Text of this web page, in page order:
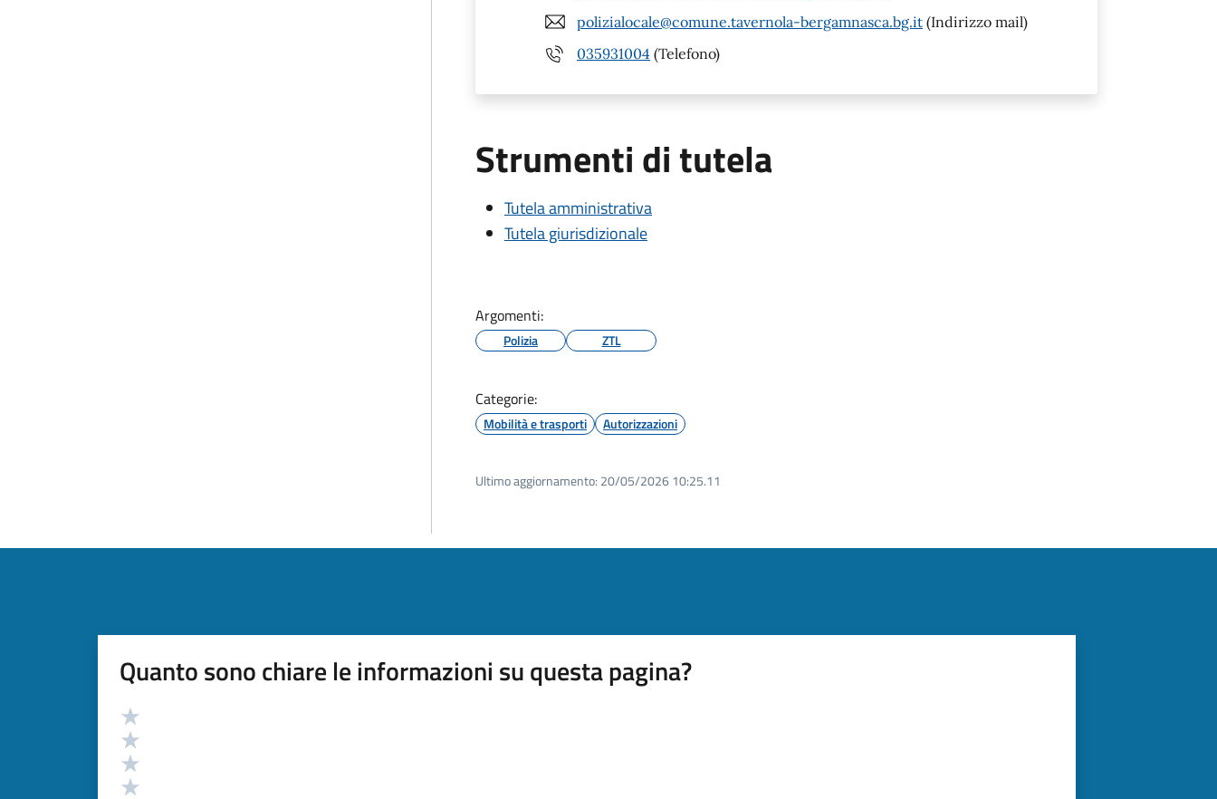
polizialocale@comune.tavernola-bergamnasca.bg.it (Indirizzo mail)
035931004 (Telefono)
Strumenti di tutela
Tutela amministrativa
Tutela giurisdizionale
Argomenti:
Polizia ZTL
Categorie:
Mobilità e trasporti Autorizzazioni
Ultimo aggiornamento: 20/05/2026 10:25.11
Quanto sono chiare le informazioni su questa pagina?
Valutazione